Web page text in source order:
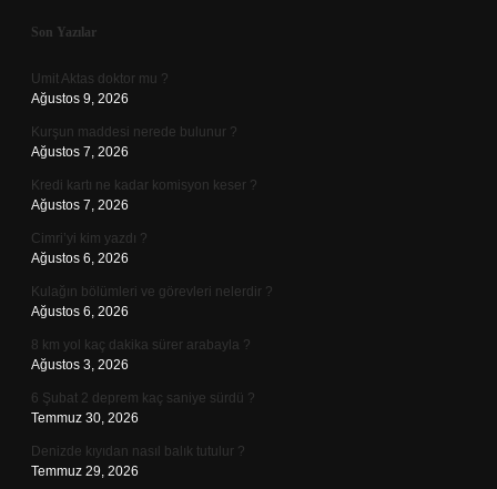
Sidebar
Son Yazılar
Umit Aktas doktor mu ?
Ağustos 9, 2026
Kurşun maddesi nerede bulunur ?
Ağustos 7, 2026
Kredi kartı ne kadar komisyon keser ?
Ağustos 7, 2026
Cimri’yi kim yazdı ?
Ağustos 6, 2026
Kulağın bölümleri ve görevleri nelerdir ?
Ağustos 6, 2026
8 km yol kaç dakika sürer arabayla ?
Ağustos 3, 2026
6 Şubat 2 deprem kaç saniye sürdü ?
Temmuz 30, 2026
Denizde kıyıdan nasıl balık tutulur ?
Temmuz 29, 2026